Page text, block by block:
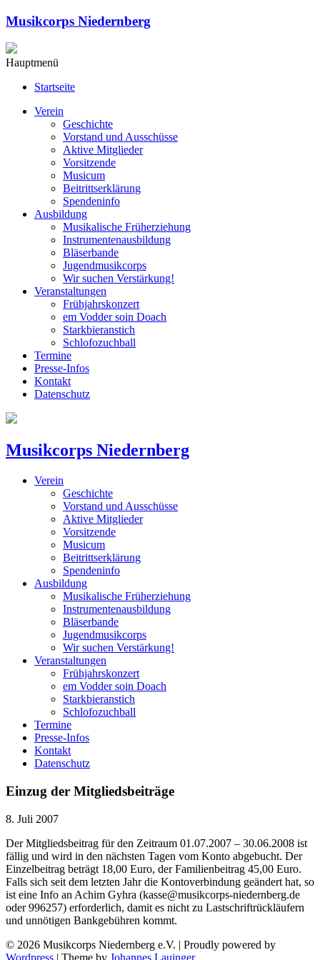
Musikcorps Niedernberg
Hauptmenü
Startseite
Verein
Geschichte
Vorstand und Ausschüsse
Aktive Mitglieder
Vorsitzende
Musicum
Beitrittserklärung
Spendeninfo
Ausbildung
Musikalische Früherziehung
Instrumentenausbildung
Bläserbande
Jugendmusikcorps
Wir suchen Verstärkung!
Veranstaltungen
Frühjahrskonzert
em Vodder soin Doach
Starkbieranstich
Schlofozuchball
Termine
Presse-Infos
Kontakt
Datenschutz
Musikcorps Niedernberg
Verein
Geschichte
Vorstand und Ausschüsse
Aktive Mitglieder
Vorsitzende
Musicum
Beitrittserklärung
Spendeninfo
Ausbildung
Musikalische Früherziehung
Instrumentenausbildung
Bläserbande
Jugendmusikcorps
Wir suchen Verstärkung!
Veranstaltungen
Frühjahrskonzert
em Vodder soin Doach
Starkbieranstich
Schlofozuchball
Termine
Presse-Infos
Kontakt
Datenschutz
Einzug der Mitgliedsbeiträge
8. Juli 2007
Der Mitgliedsbeitrag für den Zeitraum 01.07.2007 – 30.06.2008 ist
fällig und wird in den nächsten Tagen vom Konto abgebucht. Der
Einzelbeitrag beträgt 18,00 Euro, der Familienbeitrag 45,00 Euro.
Falls sich seit dem letzten Jahr die Kontoverbindung geändert hat, so
ist eine Info an Achim Gyhra (kasse@musikcorps-niedernberg.de
oder 996257) erforderlich, damit es nicht zu Lastschriftrückläufern
und unnötigen Bankgebühren kommt.
© 2026 Musikcorps Niedernberg e.V. | Proudly powered by
Wordpress | Theme by Johannes Lauinger